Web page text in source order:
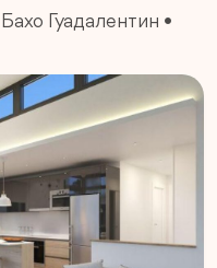
Бахо Гуадалентин •